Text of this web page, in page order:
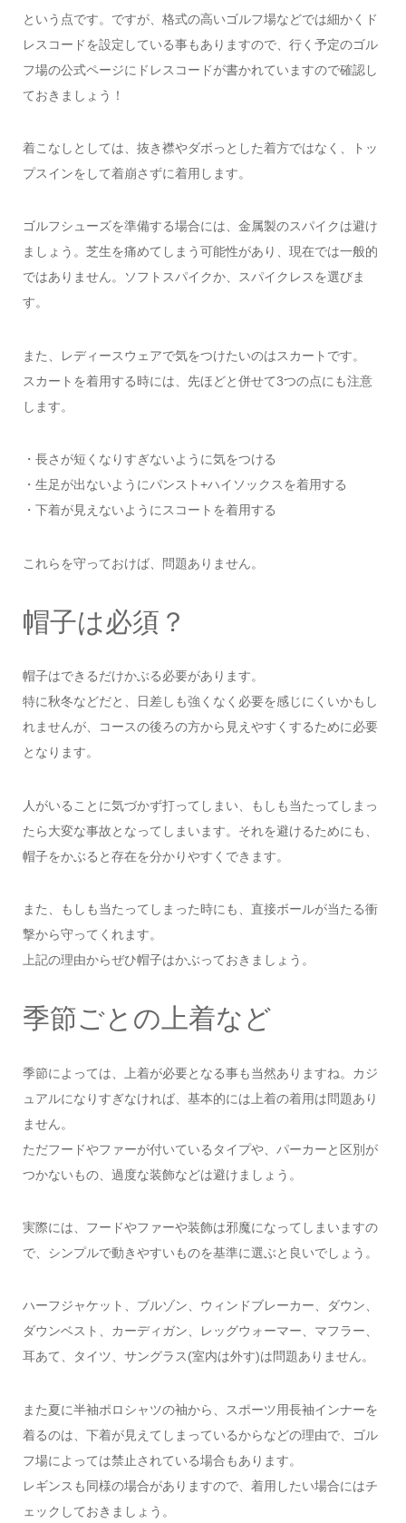
という点です。ですが、格式の高いゴルフ場などでは細かくド
レスコードを設定している事もありますので、行く予定のゴル
フ場の公式ページにドレスコードが書かれていますので確認し
ておきましょう！
着こなしとしては、抜き襟やダボっとした着方ではなく、トッ
プスインをして着崩さずに着用します。
ゴルフシューズを準備する場合には、金属製のスパイクは避け
ましょう。芝生を痛めてしまう可能性があり、現在では一般的
ではありません。ソフトスパイクか、スパイクレスを選びま
す。
また、レディースウェアで気をつけたいのはスカートです。
スカートを着用する時には、先ほどと併せて3つの点にも注意
します。
・長さが短くなりすぎないように気をつける
・生足が出ないようにパンスト+ハイソックスを着用する
・下着が見えないようにスコートを着用する
これらを守っておけば、問題ありません。
帽子は必須？
帽子はできるだけかぶる必要があります。
特に秋冬などだと、日差しも強くなく必要を感じにくいかもし
れませんが、コースの後ろの方から見えやすくするために必要
となります。
人がいることに気づかず打ってしまい、もしも当たってしまっ
たら大変な事故となってしまいます。それを避けるためにも、
帽子をかぶると存在を分かりやすくできます。
また、もしも当たってしまった時にも、直接ボールが当たる衝
撃から守ってくれます。
上記の理由からぜひ帽子はかぶっておきましょう。
季節ごとの上着など
季節によっては、上着が必要となる事も当然ありますね。カジ
ュアルになりすぎなければ、基本的には上着の着用は問題あり
ません。
ただフードやファーが付いているタイプや、パーカーと区別が
つかないもの、過度な装飾などは避けましょう。
実際には、フードやファーや装飾は邪魔になってしまいますの
で、シンプルで動きやすいものを基準に選ぶと良いでしょう。
ハーフジャケット、ブルゾン、ウィンドブレーカー、ダウン、
ダウンベスト、カーディガン、レッグウォーマー、マフラー、
耳あて、タイツ、サングラス(室内は外す)は問題ありません。
また夏に半袖ポロシャツの袖から、スポーツ用長袖インナーを
着るのは、下着が見えてしまっているからなどの理由で、ゴル
フ場によっては禁止されている場合もあります。
レギンスも同様の場合がありますので、着用したい場合にはチ
ェックしておきましょう。